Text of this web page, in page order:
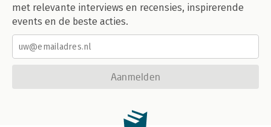
met relevante interviews en recensies, inspirerende
events en de beste acties.
Aanmelden